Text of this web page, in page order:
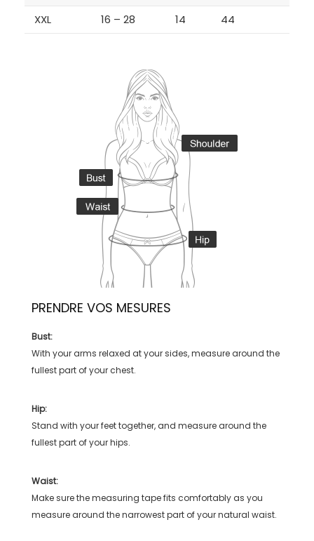
XXL
16 – 28 14 44
PRENDRE VOS MESURES
Bust:
With your arms relaxed at your sides, measure around the
fullest part of your chest.
Hip:
Stand with your feet together, and measure around the
fullest part of your hips.
Waist:
Make sure the measuring tape fits comfortably as you
measure around the narrowest part of your natural waist.